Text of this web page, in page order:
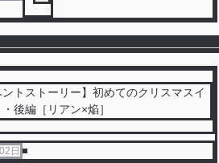
ントストーリー】初めてのクリスマスイ
後編［リアン×焔］
日